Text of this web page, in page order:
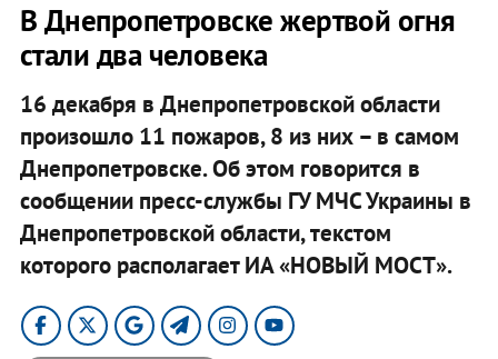
В Днепропетровске жертвой огня
стали два человека
16 декабря в Днепропетровской области
произошло 11 пожаров, 8 из них – в самом
Днепропетровске. Об этом говорится в
сообщении пресс-службы ГУ МЧС Украины в
Днепропетровской области, текстом
которого располагает ИА «НОВЫЙ МОСТ».​